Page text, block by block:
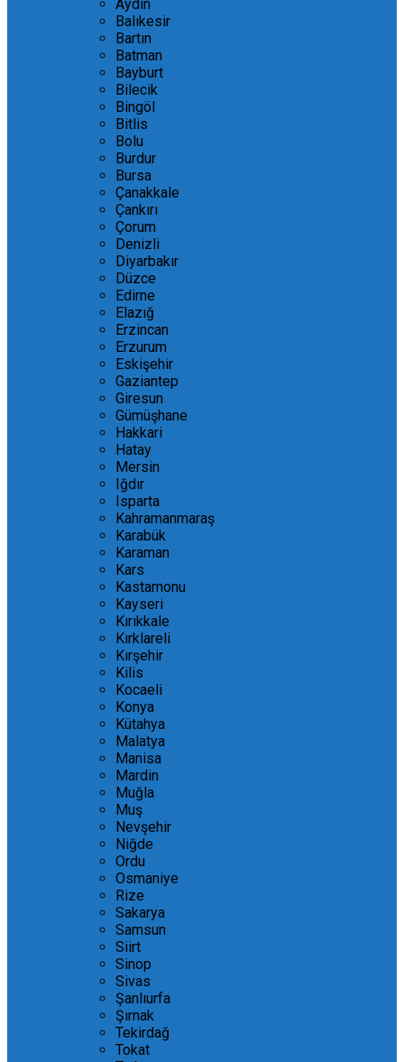
Aydın
Balıkesir
Bartın
Batman
Bayburt
Bilecik
Bingöl
Bitlis
Bolu
Burdur
Bursa
Çanakkale
Çankırı
Çorum
Denizli
Diyarbakır
Düzce
Edirne
Elazığ
Erzincan
Erzurum
Eskişehir
Gaziantep
Giresun
Gümüşhane
Hakkari
Hatay
Mersin
Iğdır
Isparta
Kahramanmaraş
Karabük
Karaman
Kars
Kastamonu
Kayseri
Kırıkkale
Kırklareli
Kırşehir
Kilis
Kocaeli
Konya
Kütahya
Malatya
Manisa
Mardin
Muğla
Muş
Nevşehir
Niğde
Ordu
Osmaniye
Rize
Sakarya
Samsun
Siirt
Sinop
Sivas
Şanlıurfa
Şırnak
Tekirdağ
Tokat